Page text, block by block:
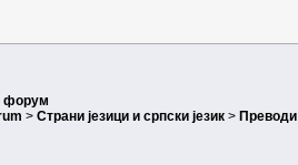
форум
> Страни језици и српски језик >